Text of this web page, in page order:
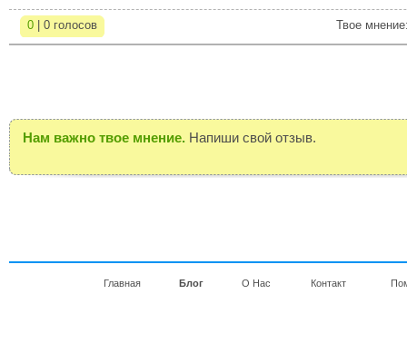
0 | 0 голосов Твое
Нам важно твое мнение. Напиши свой отзыв.
Главная Блог О Нас Контакт